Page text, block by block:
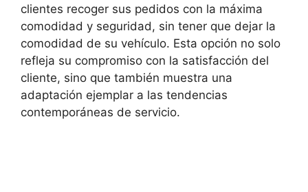
clientes recoger sus pedidos con la máxima
comodidad y seguridad, sin tener que dejar la
comodidad de su vehículo. Esta opción no solo
refleja su compromiso con la satisfacción del
cliente, sino que también muestra una
adaptación ejemplar a las tendencias
contemporáneas de servicio.